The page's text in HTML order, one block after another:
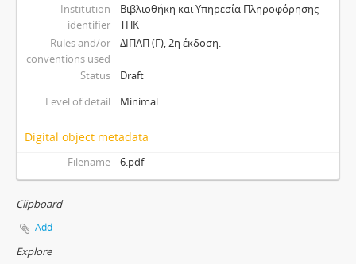
Institution
identifier
Βιβλιοθήκη και Υπηρεσία Πληροφόρησης
ΤΠΚ
Rules and/or
conventions used
ΔΙΠΑΠ (Γ), 2η έκδοση.
Status
Draft
Level of detail
Minimal
Digital object metadata
Filename 6.pdf
Clipboard
Add
Explore